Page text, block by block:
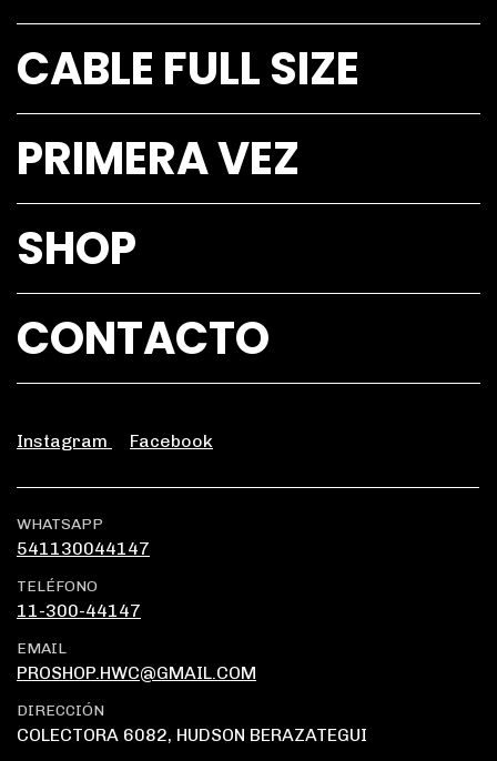
CABLE FULL SIZE
PRIMERA VEZ
SHOP
CONTACTO
Instagram Facebook
WHATSAPP
541130044147
TELÉFONO
11-300-44147
EMAIL
PROSHOP.HWC@GMAIL.COM
DIRECCIÓN
COLECTORA 6082, HUDSON BERAZATEGUI